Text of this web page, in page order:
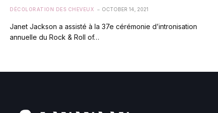
DÉCOLORATION DES CHEVEUX OCTOBER 14, 2021
Janet Jackson a assisté à la 37e cérémonie d’intronisation
annuelle du Rock & Roll of…